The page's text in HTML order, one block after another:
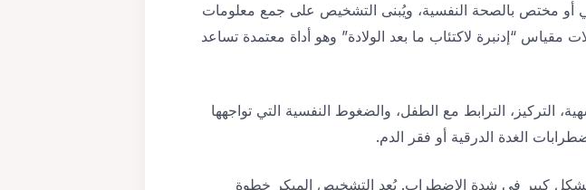
أو مختص بالصحة النفسية، ويُبنى التشخيص على جمع معلومات
“إدنبرة لاكتئاب ما بعد الولادة” وهو أداة معتمدة تساعد
التركيز، الترابط مع الطفل، والضغوط النفسية التي تواجهها
الغدة الدرقية أو فقر الدم.
بشكل كبير في شدة الاضطراب. يُعد التشخيص المبكر خطوة